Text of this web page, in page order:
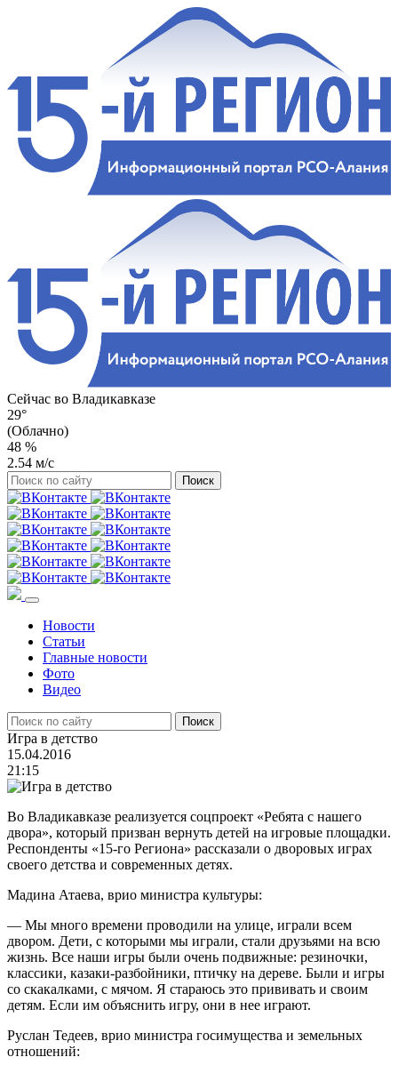
Сейчас во Владикавказе
29°
(Облачно)
48 %
2.54 м/с
Новости
Статьи
Главные новости
Фото
Видео
Игра в детство
15.04.2016
21:15
Во Владикавказе реализуется соцпроект «Ребята с нашего
двора», который призван вернуть детей на игровые площадки.
Респонденты «15-го Региона» рассказали о дворовых играх
своего детства и современных детях.
Мадина Атаева, врио министра культуры:
— Мы много времени проводили на улице, играли всем
двором. Дети, с которыми мы играли, стали друзьями на всю
жизнь. Все наши игры были очень подвижные: резиночки,
классики, казаки-разбойники, птичку на дереве. Были и игры
со скакалками, с мячом. Я стараюсь это прививать и своим
детям. Если им объяснить игру, они в нее играют.
Руслан Тедеев, врио министра госимущества и земельных
отношений: